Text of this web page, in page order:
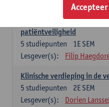
De professional als
patiëntveiligheid
1E SEM
5 studiepunten
Lesgever(s):
Filip
Klinische verdieping in de
2E SEM
5 studiepunten
Lesgever(s):
Dorien